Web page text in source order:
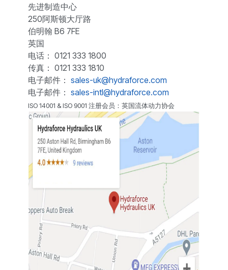
先进制造中心
250阿斯顿大厅路
伯明翰 B6 7FE
英国
电话： 0121 333 1800
传真： 0121 333 1810
电子邮件： sales-uk@hydraforce.com
电子邮件： sales-intl@hydraforce.com
ISO 14001 & ISO 9001 注册会员：英国流体动力协会